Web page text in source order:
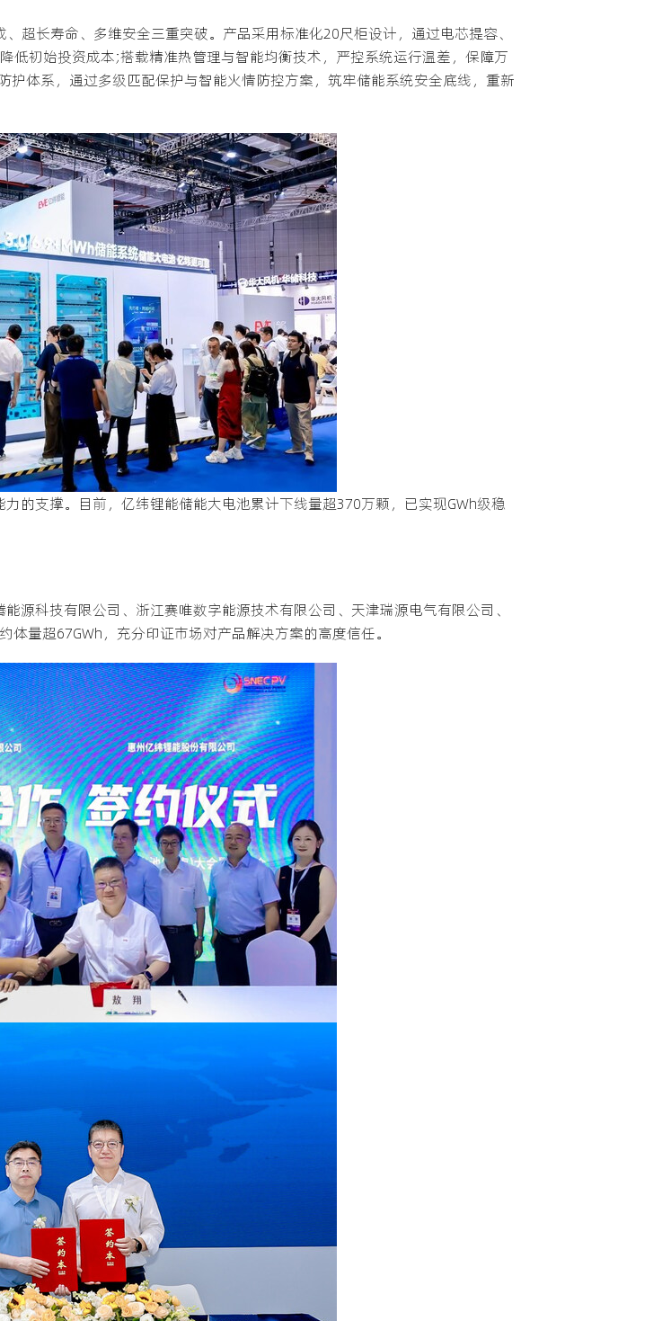
超长寿命、多维安全三重突破。产品采用标准化20尺柜设计，通过电芯提容、
低初始投资成本;搭载精准热管理与智能均衡技术，严控系统运行温差，保障万
体系，通过多级匹配保护与智能火情防控方案，筑牢储能系统安全底线，重新
的支撑。目前，亿纬锂能储能大电池累计下线量超370万颗，已实现GWh级稳
源科技有限公司、浙江赛唯数字能源技术有限公司、天津瑞源电气有限公司、
量超67GWh，充分印证市场对产品解决方案的高度信任。